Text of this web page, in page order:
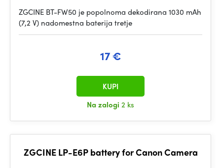
ZGCINE BT-FW50 je popolnoma dekodirana 1030 mAh
(7,2 V) nadomestna baterija tretje
17 €
Na zalogi 2 ks
KUPI
ZGCINE LP-E6P battery for Canon Camera